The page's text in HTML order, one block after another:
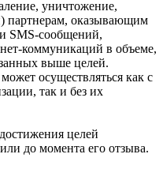
уничтожение,
партнерам, оказывающим
SMS‑сообщений,
в объеме,
выше целей.
осуществляться как с
так и без их
целей
до момента его отзыва.